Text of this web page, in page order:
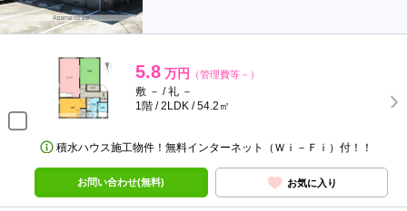
5.8 万円 （管理費等－）
敷 － / 礼 －
1階 / 2LDK / 54.2㎡
積水ハウス施工物件！無料インターネット（Ｗｉ－Ｆｉ）付！！
お問い合わせ(無料) お気に入り